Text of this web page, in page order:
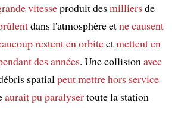
vitesseproduit desmilliersde
dans l'atmosphère etne causent
restent en orbiteetmettent en
des années. Une collisionavec
spatialpeut mettre hors service
aurait puparalysertoute la station